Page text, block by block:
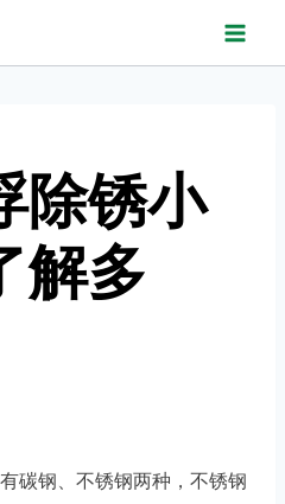
除锈小
解多
碳钢、不锈钢两种，不锈钢